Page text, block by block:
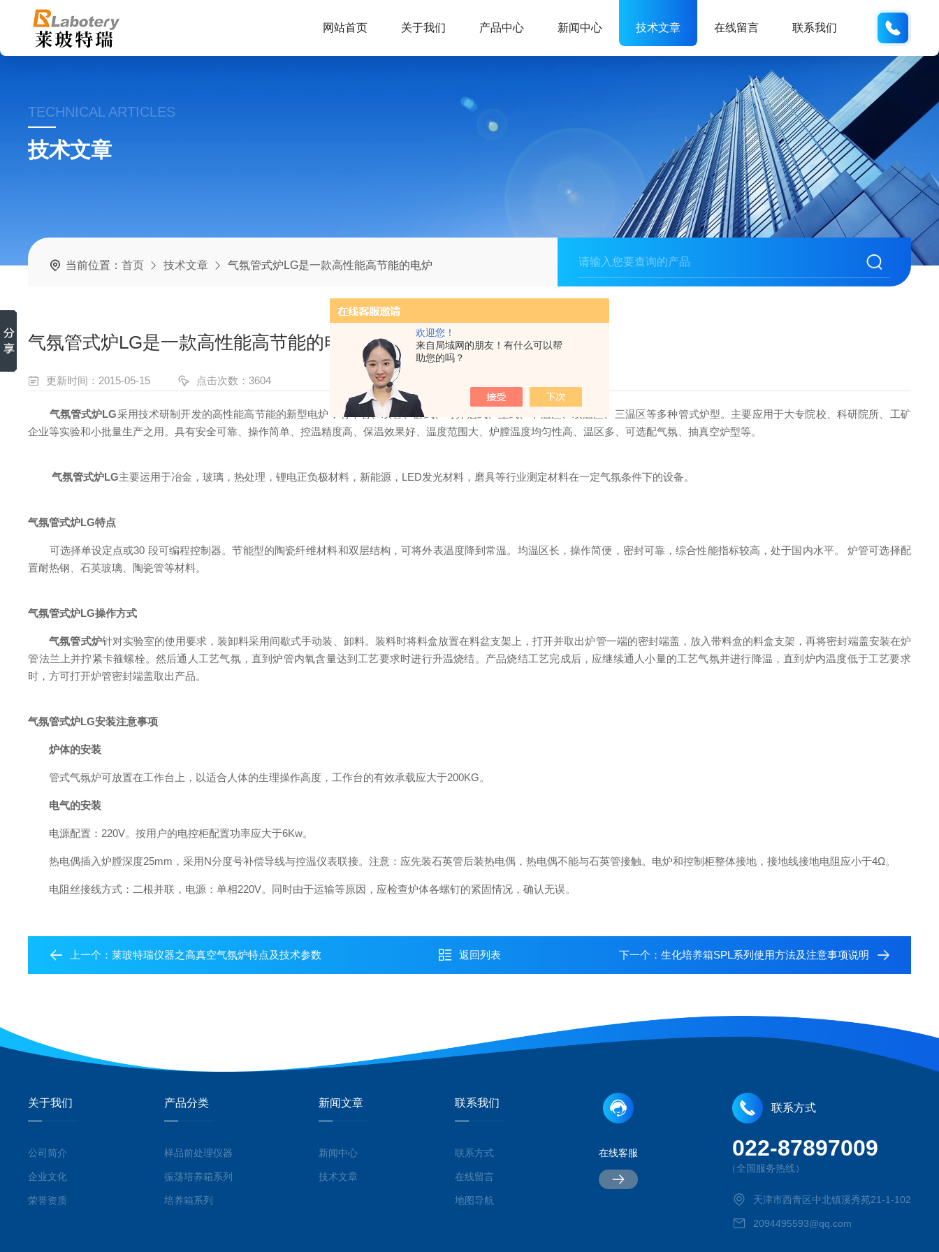
欢迎您！
来自局域网的朋友！有什么可以帮
助您的吗？
网站首页 关于我们 产品中心 新闻中心 技术文章 在线留言 联系我们
TECHNICAL ARTICLES
技术文章
当前位置：首页 技术文章 气氛管式炉LG是一款高性能高节能的电炉
气氛管式炉LG是一款高性能高节能的电炉
更新时间：2015-05-15 点击次数：3604
气氛管式炉LG采用技术研制开发的高性能高节能的新型电炉，有单管、双管、卧式、可开启式、立式、单温区、双温区、三温区等多种管式炉型。主要应用于大专院校、科研院所、工矿
企业等实验和小批量生产之用。具有安全可靠、操作简单、控温精度高、保温效果好、温度范围大、炉膛温度均匀性高、温区多、可选配气氛、抽真空炉型等。
气氛管式炉LG主要运用于冶金，玻璃，热处理，锂电正负极材料，新能源，LED发光材料，磨具等行业测定材料在一定气氛条件下的设备。
气氛管式炉LG特点
可选择单设定点或30 段可编程控制器。节能型的陶瓷纤维材料和双层结构，可将外表温度降到常温。均温区长，操作简便，密封可靠，综合性能指标较高，处于国内水平。 炉管可选择配
置耐热钢、石英玻璃、陶瓷管等材料。
气氛管式炉LG操作方式
气氛管式炉针对实验室的使用要求，装卸料采用间歇式手动装、卸料。装料时将料盒放置在料盆支架上，打开并取出炉管一端的密封端盖，放入带料盒的料盒支架，再将密封端盖安装在炉
管法兰上并拧紧卡箍螺栓。然后通人工艺气氛，直到炉管内氧含量达到工艺要求时进行升温烧结。产品烧结工艺完成后，应继续通人小量的工艺气氛并进行降温，直到炉内温度低于工艺要求
时，方可打开炉管密封端盖取出产品。
气氛管式炉LG安装注意事项
炉体的安装
管式气氛炉可放置在工作台上，以适合人体的生理操作高度，工作台的有效承载应大于200KG。
电气的安装
电源配置：220V。按用户的电控柜配置功率应大于6Kw。
热电偶插入炉膛深度25mm，采用N分度号补偿导线与控温仪表联接。注意：应先装石英管后装热电偶，热电偶不能与石英管接触。电炉和控制柜整体接地，接地线接地电阻应小于4Ω。
电阻丝接线方式：二根并联，电源：单相220V。同时由于运输等原因，应检查炉体各螺钉的紧固情况，确认无误。
上一个：莱玻特瑞仪器之高真空气氛炉特点及技术参数 返回列表 下一个： 生化培养箱SPL系列使用方法及注意事项说明
关于我们
公司简介
企业文化
荣誉资质
产品分类
样品前处理仪器
振荡培养箱系列
培养箱系列
新闻文章
新闻中心
技术文章
联系我们
联系方式
在线留言
地图导航
在线客服
联系方式
022-87897009
（全国服务热线）
天津市西青区中北镇溪秀苑21-1-102
2094495593@qq.com